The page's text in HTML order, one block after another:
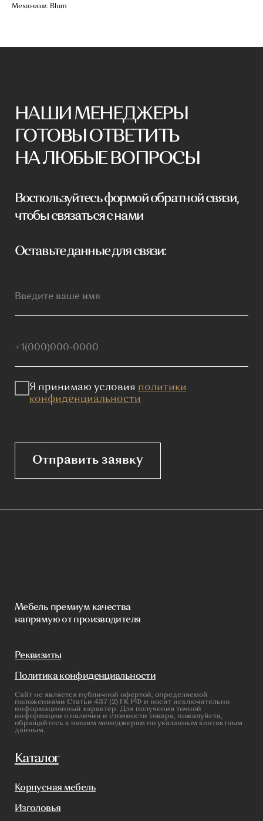
Механизм: Blum
Я принимаю условияполитики
конфиденциальности
положениями Статьи 437 (2) ГК РФ и носит исключительно
информационный характер. Для получения точной
информации о наличии и стоимости товара, пожалуйста,
обращайтесь к нашим менеджерам по указанным контактным
данным.
напрямую от производителя
Мебель в наличии
Производство
Бизнесу
Дизайнерам
Связаться с нами
+7(812)245-65-88
Реквизиты